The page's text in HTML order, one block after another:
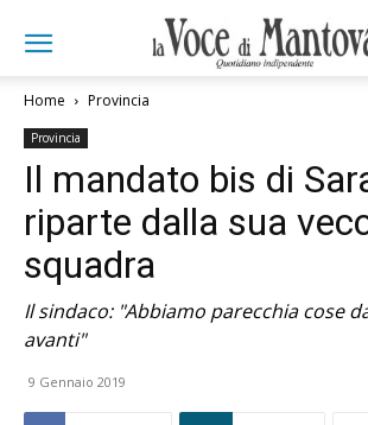
Home Provincia
Provincia
Il mandato bis di
riparte dalla sua
squadra
Il sindaco: "Abbiamo parecchia cose
avanti"
9 Gennaio 2019